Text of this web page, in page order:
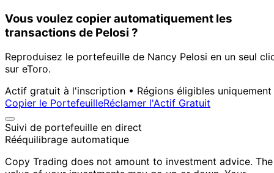
Vous voulez copier automatiquement les
transactions de Pelosi ?
Reproduisez le portefeuille de Nancy Pelosi en un seul
sur eToro.
Actif gratuit à l'inscription • Régions éligibles uniquement
Copier le PortefeuilleRéclamer l'Actif Gratuit
Suivi de portefeuille en direct
Rééquilibrage automatique
Copy Trading does not amount to investment advice. The